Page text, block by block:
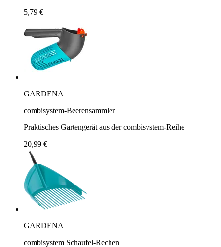
5,79 €
GARDENA
combisystem-Beerensammler
Praktisches Gartengerät aus der combisystem-Reihe
20,99 €
GARDENA
combisystem Schaufel-Rechen